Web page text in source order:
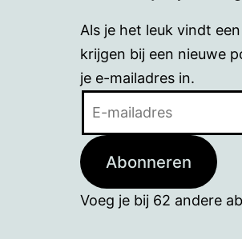
Als je het leuk vindt
krijgen bij een nieuwe
je e-mailadres in.
Abonneren
Voeg je bij 62 andere